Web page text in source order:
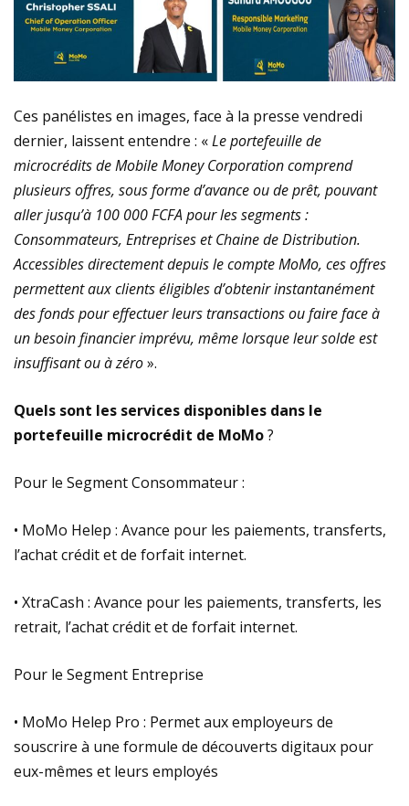
Ces panélistes en images, face à la presse vendredi
dernier, laissent entendre : «Le portefeuille de
microcrédits de Mobile Money Corporation comprend
plusieurs offres, sous forme d’avance ou de prêt, pouvant
aller jusqu’à 100 000 FCFA pour les segments :
Consommateurs, Entreprises et Chaine de Distribution.
Accessibles directement depuis le compte MoMo, ces offres
permettent aux clients éligibles d’obtenir instantanément
des fonds pour effectuer leurs transactions ou faire face à
un besoin financier imprévu, même lorsque leur solde est
insuffisant ou à zéro».
Quels sont les services disponibles dans le
portefeuille microcrédit de MoMo?
Pour le Segment Consommateur :
• MoMo Helep : Avance pour les paiements, transferts,
l’achat crédit et de forfait internet.
• XtraCash : Avance pour les paiements, transferts, les
retrait, l’achat crédit et de forfait internet.
Pour le Segment Entreprise
• MoMo Helep Pro : Permet aux employeurs de
souscrire à une formule de découverts digitaux pour
eux-mêmes et leurs employés